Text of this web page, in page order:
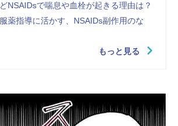
NSAIDsで喘息や血栓が起きる理由は？
服薬指導に活かす、NSAIDs副作用のな
もっと見る